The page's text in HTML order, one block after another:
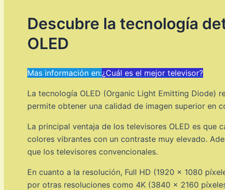
Descubre la tecnología
OLED
Mas información en:¿Cuál es el mejor televisor?
La tecnología OLED (Organic Light Emitting Diode)
permite obtener una calidad de imagen superior en
La principal ventaja de los televisores OLED es
colores vibrantes con un contraste muy elevado.
que los televisores convencionales.
En cuanto a la resolución, Full HD (1920 x 1080
por otras resoluciones como 4K (3840 x 2160